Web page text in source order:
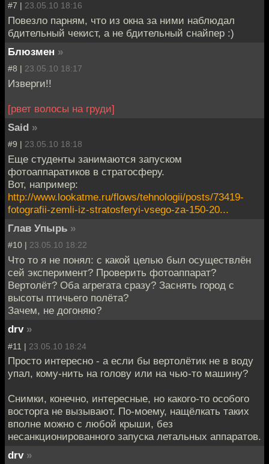
#7 | 23.05.10 18:16
Повезло парням, что из окна за ними наблюдал
бдительный чекист, а не бдительный снайпер :)
Блюзмен »
#8 | 23.05.10 18:17
Изверги!!
[рвет волосы на груди]
Said »
#9 | 23.05.10 18:18
Еще студенты занимаются запуском
фотоаппаратиков в стратосферу.
Вот, например:
http://www.lookatme.ru/flows/tehnologii/posts/73419-
fotografii-zemli-iz-stratosferyi-vsego-za-150-20...
Глав Упырь »
#10 | 23.05.10 18:22
Что то я не понял: с какой целью был осуществлён
сей эксперимент? Проверить фотоаппарат?
Вертолёт? Оба агрегата сразу? Заснять город с
высоты птичьего полёта?
Зачем, не догоняю?
drv »
#11 | 23.05.10 18:24
Просто интересно - а если бы вертолётик не в воду
упал, кому-нить на голову или на чью-то машину?
Снимки, конечно, интересные, но какого-то особого
восторга не вызывают. По-моему, нащёлкать таких
вполне можно с любой крыши, без
несанкционированного запуска летальных аппаратов.
drv »